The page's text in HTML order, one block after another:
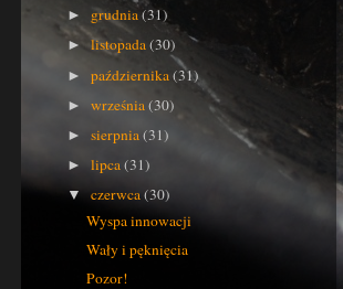
► grudnia(31)
►listopada(30)
►października(31)
►września(30)
►sierpnia(31)
►lipca(31)
▼czerwca(30)
Wyspa innowacji
Wały i pęknięcia
Pozor!